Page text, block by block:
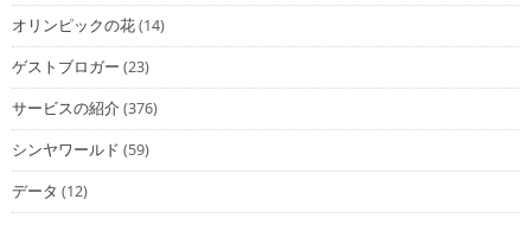
オリンピックの花(14)
ゲストブロガー (23)
サービスの紹介(376)
シンヤワールド (59)
データ (12)